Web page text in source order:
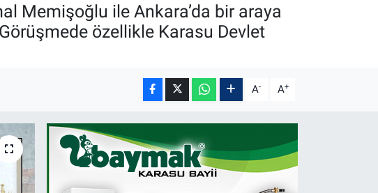
Memişoğlu ile Ankara’da bir araya
özellikle Karasu Devlet
A- A+